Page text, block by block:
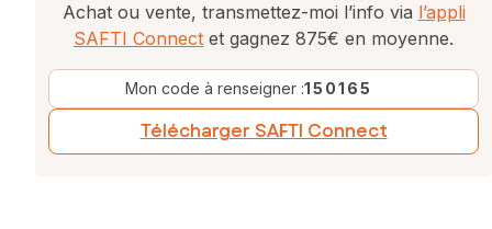
Achat ou vente, transmettez-moi l’info via l’appli
SAFTI Connect et gagnez 875€ en moyenne.
Mon code à renseigner :150165
Télécharger SAFTI Connect